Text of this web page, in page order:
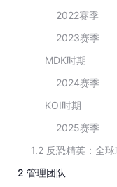
2022赛季
2023赛季
MDK时期
2024赛季
KOI时期
2025赛季
1.2
2 管理团队